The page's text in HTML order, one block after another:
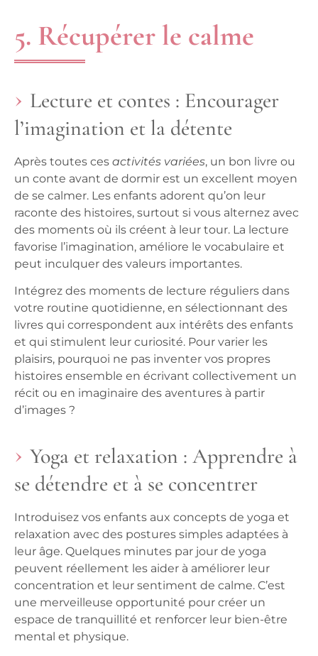
5. Récupérer le calme
Lecture et contes : Encourager
l’imagination et la détente
Après toutes ces activités variées, un bon livre ou
un conte avant de dormir est un excellent moyen
de se calmer. Les enfants adorent qu’on leur
raconte des histoires, surtout si vous alternez avec
des moments où ils créent à leur tour. La lecture
favorise l’imagination, améliore le vocabulaire et
peut inculquer des valeurs importantes.
Intégrez des moments de lecture réguliers dans
votre routine quotidienne, en sélectionnant des
livres qui correspondent aux intérêts des enfants
et qui stimulent leur curiosité. Pour varier les
plaisirs, pourquoi ne pas inventer vos propres
histoires ensemble en écrivant collectivement un
récit ou en imaginaire des aventures à partir
d’images ?
Yoga et relaxation : Apprendre à
se détendre et à se concentrer
Introduisez vos enfants aux concepts de yoga et
relaxation avec des postures simples adaptées à
leur âge. Quelques minutes par jour de yoga
peuvent réellement les aider à améliorer leur
concentration et leur sentiment de calme. C’est
une merveilleuse opportunité pour créer un
espace de tranquillité et renforcer leur bien-être
mental et physique.